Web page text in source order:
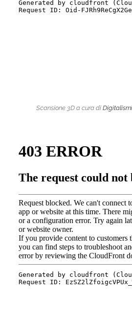
Scansione 3D a cura di Digitalismi